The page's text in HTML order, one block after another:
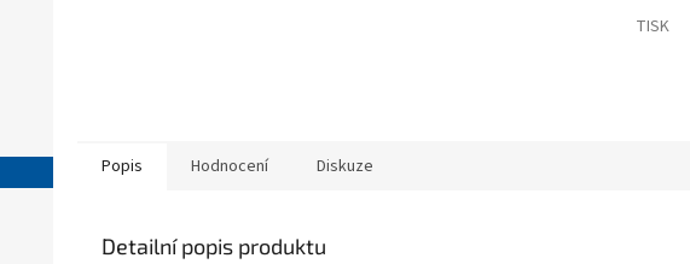
TISK
Popis Hodnocení Diskuze
Detailní popis produktu